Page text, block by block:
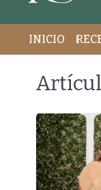
INICIO